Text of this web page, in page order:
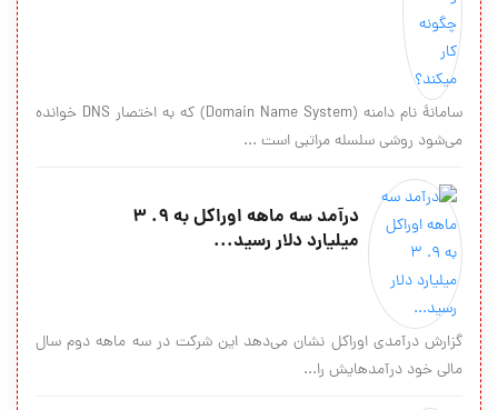
سامانهٔ نام دامنه (Domain Name System) که به اختصار DNS خوانده
می‌شود روشی سلسله مراتبی است ...
درآمد سه ماهه اوراکل به ۹. ۳
میلیارد دلار رسید...
گزارش درآمدی اوراکل نشان می‌‏دهد این شرکت در سه ماهه دوم سال
مالی خود درآمد‌هایش را...